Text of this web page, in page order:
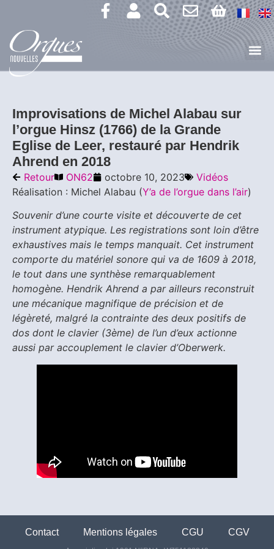
Improvisations de Michel Alabau sur
l’orgue Hinsz (1766) de la Grande
Eglise de Leer, restauré par Hendrik
Ahrend en 2018
Retour ON62 octobre 10, 2023
Vidéos
Réalisation : Michel Alabau (Y’a de l’orgue dans l’air)
Souvenir d’une courte visite et découverte de cet
instrument atypique. Les registrations sont loin d’être
exhaustives mais le temps manquait. Cet instrument
comporte du matériel sonore qui va de 1609 à 2018,
le tout dans une synthèse remarquablement
homogène. Hendrik Ahrend a par ailleurs reconstruit
une mécanique magnifique de précision et de
légèreté, malgré la contrainte des deux positifs de
dos dont le clavier (3ème) de l’un d’eux actionne
aussi par accouplement le clavier d’Oberwerk.
Contact Mentions légales CGU CGV